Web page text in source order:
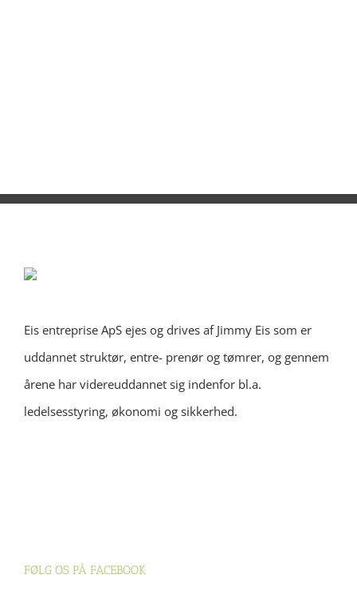
Eis entreprise ApS ejes og drives af Jimmy Eis som er
uddannet struktør, entre- prenør og tømrer, og gennem
årene har videreuddannet sig indenfor bl.a.
ledelsesstyring, økonomi og sikkerhed.
FØLG OS PÅ FACEBOOK